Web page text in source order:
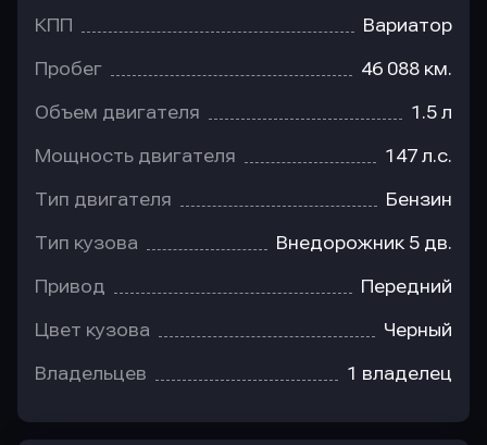
КПП Вариатор
Пробег 46 088 км.
Объем двигателя 1.5 л
Мощность двигателя 147 л.с.
Тип двигателя Бензин
Тип кузова Внедорожник 5 дв.
Привод Передний
Цвет кузова Черный
Владельцев 1 владелец